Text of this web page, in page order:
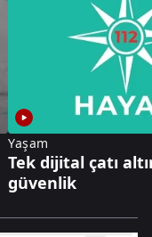
Yaşam
Tek dijital çatı
güvenlik